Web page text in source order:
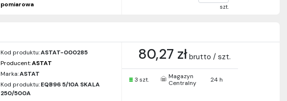
pomiarowa
szt.
Kod produktu:ASTAT-000285
Producent:ASTAT
Marka:ASTAT
Kod produktu:EQB96 5/10A SKALA
250/500A
80,27 zł brutto / szt.
3 szt.
Magazyn
Centralny
24 h